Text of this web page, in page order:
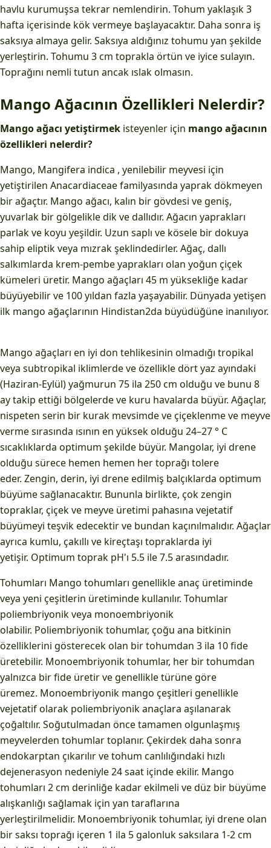
havlu kurumuşsa tekrar nemlendirin. Tohum yaklaşık 3
hafta içerisinde kök vermeye başlayacaktır. Daha sonra iş
saksıya almaya gelir. Saksıya aldığınız tohumu yan şekilde
yerleştirin. Tohumu 3 cm toprakla örtün ve iyice sulayın.
Toprağını nemli tutun ancak ıslak olmasın.
Mango Ağacının Özellikleri Nelerdir?
Mango ağacı yetiştirmek isteyenler için mango ağacının
özellikleri nelerdir?
Mango, Mangifera indica , yenilebilir meyvesi için
yetiştirilen Anacardiaceae familyasında yaprak dökmeyen
bir ağaçtır. Mango ağacı, kalın bir gövdesi ve geniş,
yuvarlak bir gölgelikle dik ve dallıdır. Ağacın yaprakları
parlak ve koyu yeşildir. Uzun saplı ve kösele bir dokuya
sahip eliptik veya mızrak şeklindedirler. Ağaç, dallı
salkımlarda krem-pembe yaprakları olan yoğun çiçek
kümeleri üretir. Mango ağaçları 45 m yüksekliğe kadar
büyüyebilir ve 100 yıldan fazla yaşayabilir. Dünyada yetişen
ilk mango ağaçlarının Hindistan2da büyüdüğüne inanılıyor.
Mango ağaçları en iyi don tehlikesinin olmadığı tropikal
veya subtropikal iklimlerde ve özellikle dört yaz ayındaki
(Haziran-Eylül) yağmurun 75 ila 250 cm olduğu ve bunu 8
ay takip ettiği bölgelerde ve kuru havalarda büyür. Ağaçlar,
nispeten serin bir kurak mevsimde ve çiçeklenme ve meyve
verme sırasında ısının en yüksek olduğu 24–27 ° C
sıcaklıklarda optimum şekilde büyür. Mangolar, iyi drene
olduğu sürece hemen hemen her toprağı tolere
eder. Zengin, derin, iyi drene edilmiş balçıklarda optimum
büyüme sağlanacaktır. Bununla birlikte, çok zengin
topraklar, çiçek ve meyve üretimi pahasına vejetatif
büyümeyi teşvik edecektir ve bundan kaçınılmalıdır. Ağaçlar
ayrıca kumlu, çakıllı ve kireçtaşı topraklarda iyi
yetişir. Optimum toprak pH'ı 5.5 ile 7.5 arasındadır.
Tohumları Mango tohumları genellikle anaç üretiminde
veya yeni çeşitlerin üretiminde kullanılır. Tohumlar
poliembriyonik veya monoembriyonik
olabilir. Poliembriyonik tohumlar, çoğu ana bitkinin
özelliklerini gösterecek olan bir tohumdan 3 ila 10 fide
üretebilir. Monoembriyonik tohumlar, her bir tohumdan
yalnızca bir fide üretir ve genellikle türüne göre
üremez. Monoembriyonik mango çeşitleri genellikle
vejetatif olarak poliembriyonik anaçlara aşılanarak
çoğaltılır. Soğutulmadan önce tamamen olgunlaşmış
meyvelerden tohumlar toplanır. Çekirdek daha sonra
endokarptan çıkarılır ve tohum canlılığındaki hızlı
dejenerasyon nedeniyle 24 saat içinde ekilir. Mango
tohumları 2 cm derinliğe kadar ekilmeli ve düz bir büyüme
alışkanlığı sağlamak için yan taraflarına
yerleştirilmelidir. Monoembriyonik tohumlar, iyi drene olan
bir saksı toprağı içeren 1 ila 5 galonluk saksılara 1-2 cm